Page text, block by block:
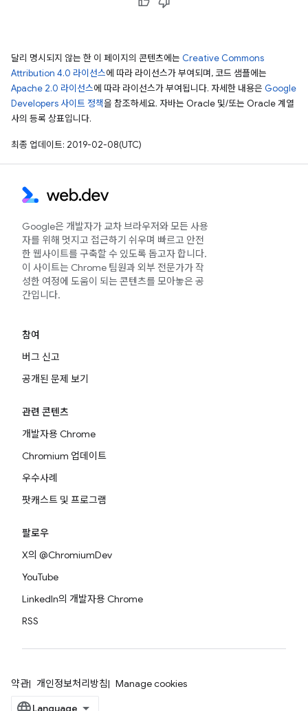
달리 명시되지 않는 한 이 페이지의 콘텐츠에는 Creative Commons
Attribution 4.0 라이선스에 따라 라이선스가 부여되며, 코드 샘플에는
Apache 2.0 라이선스에 따라 라이선스가 부여됩니다. 자세한 내용은 Google
Developers 사이트 정책을 참조하세요. 자바는 Oracle 및/또는 Oracle 계열
사의 등록 상표입니다.
최종 업데이트: 2019-02-08(UTC)
Google은 개발자가 교차 브라우저와 모든 사용
자를 위해 멋지고 접근하기 쉬우며 빠르고 안전
한 웹사이트를 구축할 수 있도록 돕고자 합니다.
이 사이트는 Chrome 팀원과 외부 전문가가 작
성한 여정에 도움이 되는 콘텐츠를 모아놓은 공
간입니다.
참여
버그 신고
공개된 문제 보기
관련 콘텐츠
개발자용 Chrome
Chromium 업데이트
우수사례
팟캐스트 및 프로그램
팔로우
X의 @ChromiumDev
YouTube
LinkedIn의 개발자용 Chrome
RSS
약관 개인정보처리방침 Manage cookies